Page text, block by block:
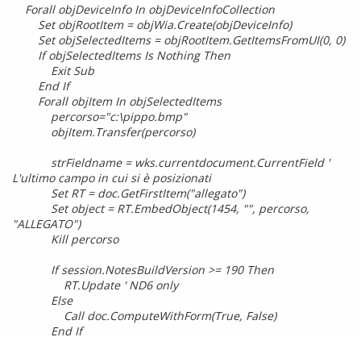
Forall objDeviceInfo In objDeviceInfoCollection
Set objRootItem = objWia.Create(objDeviceInfo)
Set objSelectedItems = objRootItem.GetItemsFromUI(0, 0)
If objSelectedItems Is Nothing Then
Exit Sub
End If
Forall objItem In objSelectedItems
percorso="c:\pippo.bmp"
objItem.Transfer(percorso)
strFieldname = wks.currentdocument.CurrentField '
L'ultimo campo in cui si è posizionati
Set RT = doc.GetFirstItem("allegato")
Set object = RT.EmbedObject(1454, "", percorso,
"ALLEGATO")
Kill percorso
If session.NotesBuildVersion >= 190 Then
RT.Update ' ND6 only
Else
Call doc.ComputeWithForm(True, False)
End If